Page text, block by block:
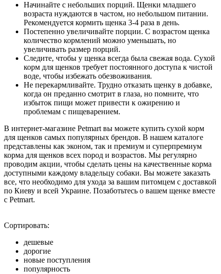
Начинайте с небольших порций. Щенки младшего
возраста нуждаются в частом, но небольшом питании.
Рекомендуется кормить щенка 3-4 раза в день.
Постепенно увеличивайте порции. С возрастом щенка
количество кормлений можно уменьшать, но
увеличивать размер порций.
Следите, чтобы у щенка всегда была свежая вода. Сухой
корм для щенков требует постоянного доступа к чистой
воде, чтобы избежать обезвоживания.
Не перекармливайте. Трудно отказать щенку в добавке,
когда он преданно смотрит в глаза, но помните, что
избыток пищи может привести к ожирению и
проблемам с пищеварением.
В интернет-магазине Petmart вы можете купить сухой корм
для щенков самых популярных брендов. В нашем каталоге
представлены как эконом, так и премиум и суперпремиум
корма для щенков всех пород и возрастов. Мы регулярно
проводим акции, чтобы сделать цены на качественные корма
доступными каждому владельцу собаки. Вы можете заказать
все, что необходимо для ухода за вашим питомцем с доставкой
по Киеву и всей Украине. Позаботьтесь о вашем щенке вместе
с Petmart.
Сортировать:
дешевые
дорогие
новые поступления
популярность